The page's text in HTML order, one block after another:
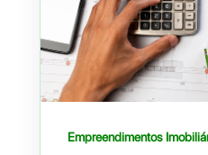
Empreendimentos